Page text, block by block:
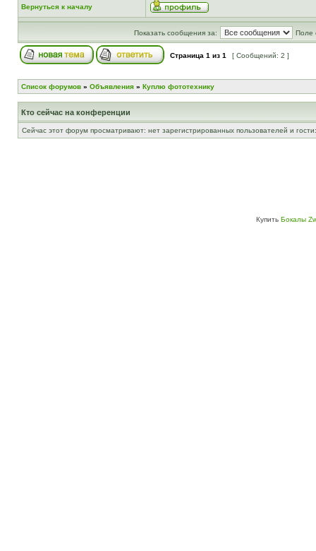
Вернуться к началу
Показать сообщения за: Поле
Страница 1 из 1 [ Сообщений: 2 ]
Список форумов » Объявления » Куплю фототехнику
Кто сейчас на конференции
Сейчас этот форум просматривают: нет зарегистрированных пользователей и
Купить Бокалы